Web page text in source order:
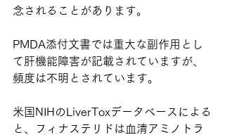
念されることがあります。
PMDA添付文書では重大な副作用とし
て肝機能障害が記載されていますが、
頻度は不明とされています。
米国NIHのLiverToxデータベースによる
と、フィナステリドは血清アミノトラ